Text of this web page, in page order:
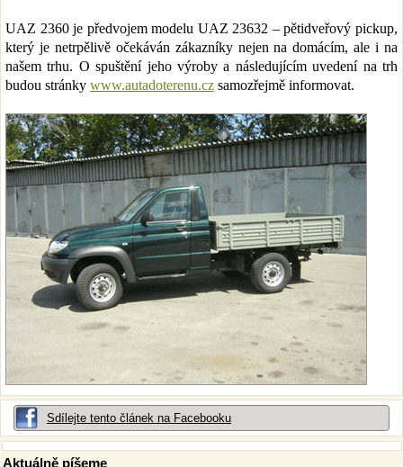
UAZ 2360 je předvojem modelu UAZ 23632 – pětidveřový pickup,
který je netrpělivě očekáván zákazníky nejen na domácím, ale i na
našem trhu. O spuštění jeho výroby a následujícím uvedení na trh
budou stránky www.autadoterenu.cz samozřejmě informovat.
Sdílejte tento článek na Facebooku
Aktuálně píšeme